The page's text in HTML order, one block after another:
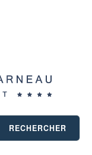
RECHERCHER